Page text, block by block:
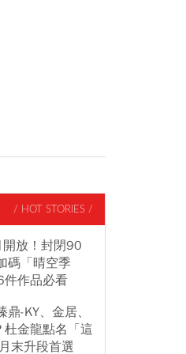
/ HOT STORIES /
放！封閉90
碼「晴空季
作品必看
-KY、金居、
杜金龍點名「這
末升段首選